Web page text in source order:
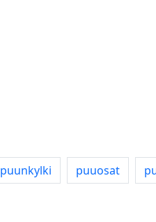
puunkylki puuosat